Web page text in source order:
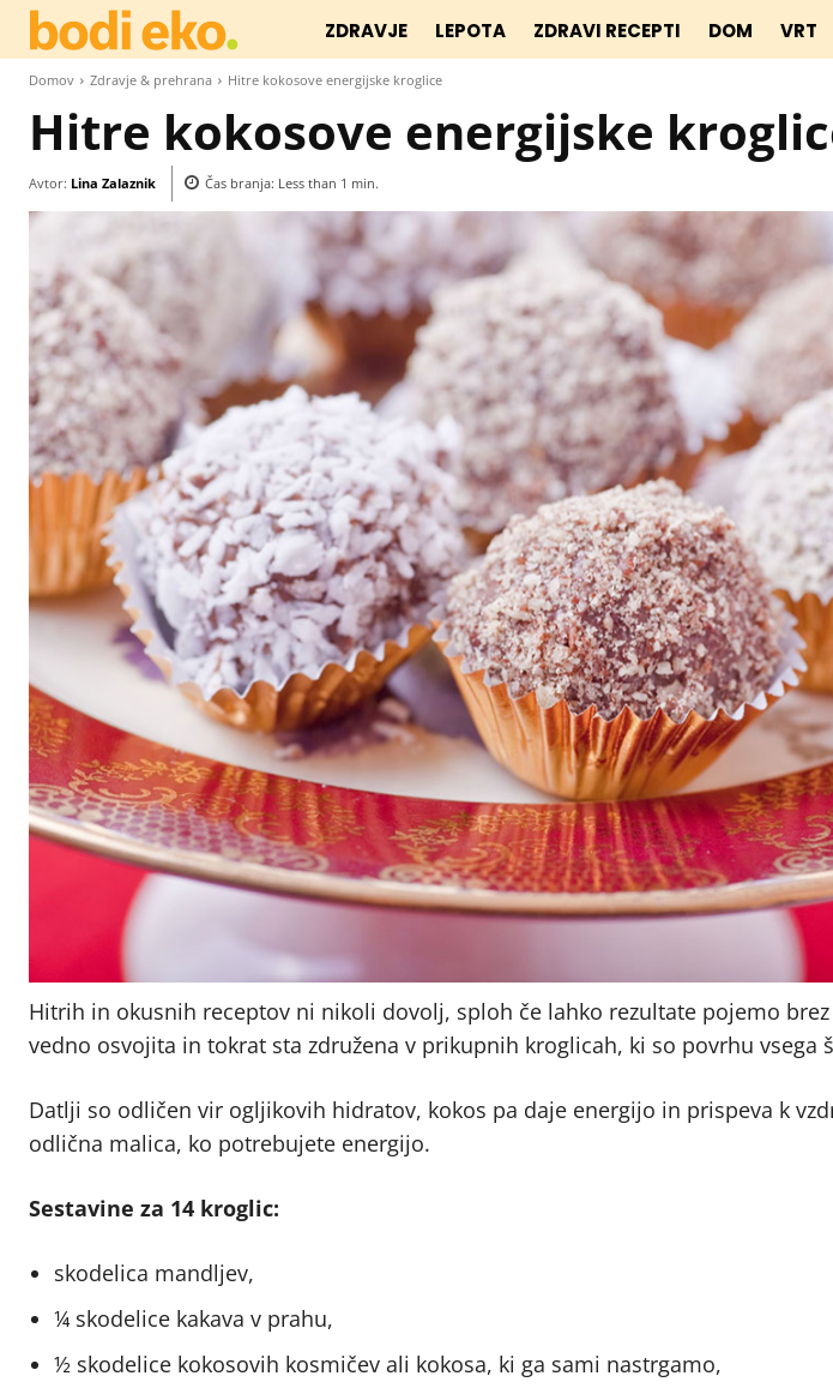
ZDRAVJE LEPOTA ZDRAVI RECEPTI DOM VRT
Domov Zdravje & prehrana Hitre kokosove energijske kroglice
Hitre kokosove energijske
Avtor: Lina Zalaznik Čas branja: Less than 1 min.
Hitrih in okusnih receptov ni nikoli dovolj, sploh če lahko rezultate pojemo
vedno osvojita in tokrat sta združena v prikupnih kroglicah, ki so povrhu vsega
Datlji so odličen vir ogljikovih hidratov, kokos pa daje energijo in prispeva k
odlična malica, ko potrebujete energijo.
Sestavine za 14 kroglic:
skodelica mandljev,
¼ skodelice kakava v prahu,
½ skodelice kokosovih kosmičev ali kokosa, ki ga sami nastrgamo,